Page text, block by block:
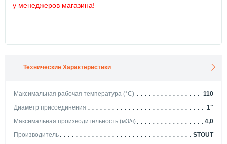
у менеджеров магазина!
Технические Характеристики
Максимальная рабочая температура (°С)
110
Диаметр присоединения
1"
Максимальная производительность (м3/ч)
4,0
Производитель
STOUT